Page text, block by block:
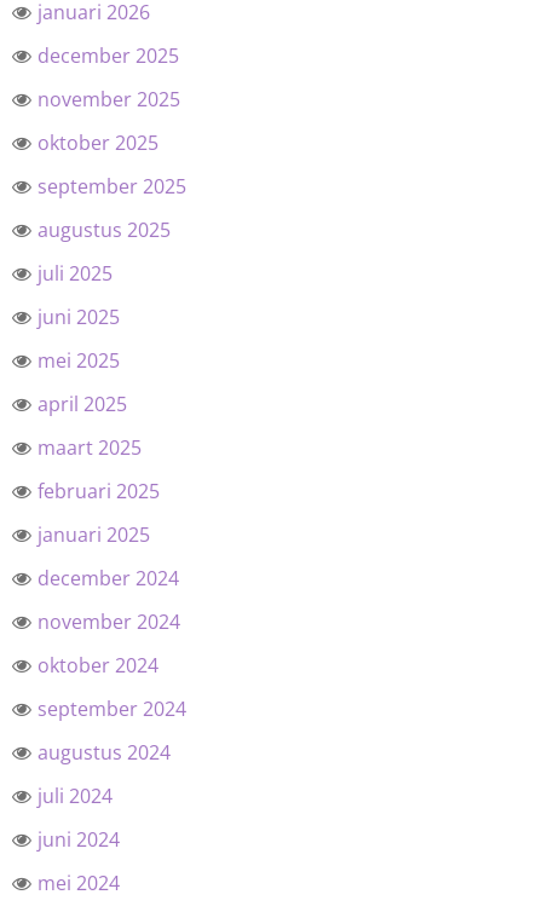
januari 2026
december 2025
november 2025
oktober 2025
september 2025
augustus 2025
juli 2025
juni 2025
mei 2025
april 2025
maart 2025
februari 2025
januari 2025
december 2024
november 2024
oktober 2024
september 2024
augustus 2024
juli 2024
juni 2024
mei 2024